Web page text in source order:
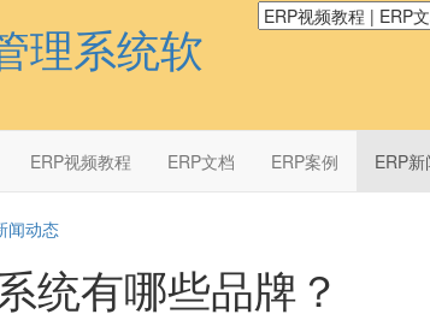
ERP视频教程 ERP文档 ERP案例 ERP新
闻动态
统有哪些品牌？